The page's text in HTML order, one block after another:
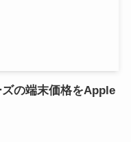
の端末価格をApple